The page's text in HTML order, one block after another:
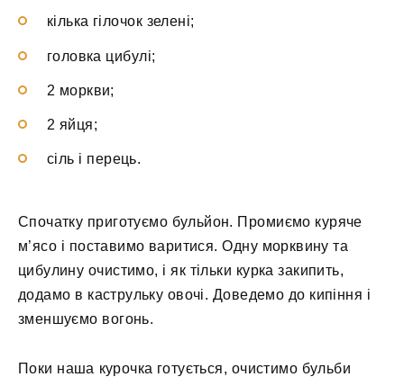
кілька гілочок зелені;
головка цибулі;
2 моркви;
2 яйця;
сіль і перець.
Спочатку приготуємо бульйон. Промиємо куряче
м’ясо і поставимо варитися. Одну морквину та
цибулину очистимо, і як тільки курка закипить,
додамо в каструльку овочі. Доведемо до кипіння і
зменшуємо вогонь.
Поки наша курочка готується, очистимо бульби